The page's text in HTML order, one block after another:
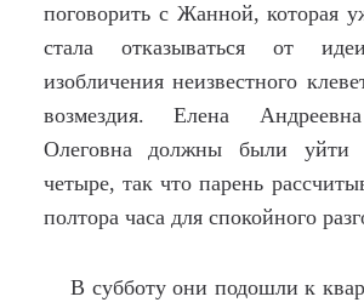
поговорить с Жанной, которая
стала отказываться от
изобличения неизвестного
возмездия. Елена
Олеговна должны были уйти
четыре, так что парень
полтора часа для спокойного
В субботу они подошли к